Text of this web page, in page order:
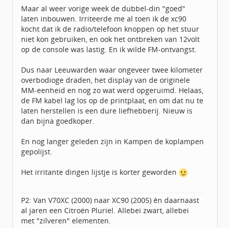
Berichten:
610
Geregistreerd: 05 / 2020
Maar al weer vorige week de dubbel-din "goed"
laten inbouwen. Irriteerde me al toen ik de xc90
kocht dat ik de radio/telefoon knoppen op het stuur
niet kon gebruiken, en ook het ontbreken van 12volt
op de console was lastig. En ik wilde FM-ontvangst.
Dus naar Leeuwarden waar ongeveer twee kilometer
overbodioge draden, het display van de originele
MM-eenheid en nog zo wat werd opgeruimd. Helaas,
de FM kabel lag los op de printplaat, en om dat nu te
laten herstellen is een dure liefhebberij. Nieuw is
dan bijna goedkoper.
En nog langer geleden zijn in Kampen de koplampen
gepolijst.
Het irritante dingen lijstje is korter geworden
P2: Van V70XC (2000) naar XC90 (2005) én daarnaast
al jaren een Citroën Pluriel. Allebei zwart, allebei
met "zilveren" elementen.